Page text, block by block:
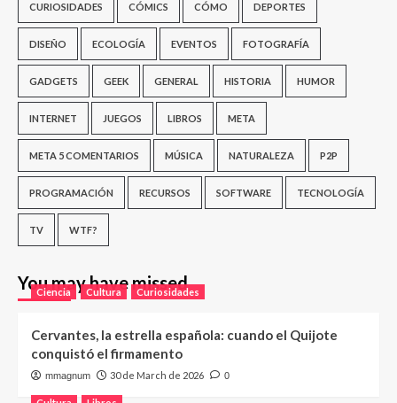
CURIOSIDADES CÓMICS CÓMO DEPORTES
DISEÑO ECOLOGÍA EVENTOS FOTOGRAFÍA
GADGETS GEEK GENERAL HISTORIA HUMOR
INTERNET JUEGOS LIBROS META
META 5 COMENTARIOS MÚSICA NATURALEZA P2P
PROGRAMACIÓN RECURSOS SOFTWARE TECNOLOGÍA
TV WTF?
You may have missed
Ciencia Cultura Curiosidades
Cervantes, la estrella española: cuando el Quijote
conquistó el firmamento
mmagnum 30 de March de 2026 0